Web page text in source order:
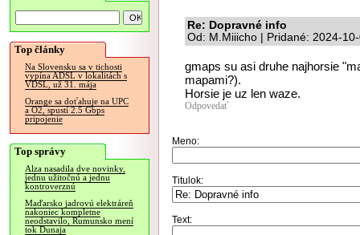
Top články
Na Slovensku sa v tichosti
vypína ADSL v lokalitách s
VDSL, už 31. mája
Orange sa doťahuje na UPC
a O2, spustí 2.5 Gbps
pripojenie
Top správy
Alza nasadila dve novinky,
jednu užitočnú a jednu
kontroverznú
Maďarsko jadrovú elektráreň
nakoniec kompletne
neodstavilo, Rumunsko mení
tok Dunaja
Re: Dopravné info
Od: M.Miiicho | Pridané: 2024-
gmaps su asi druhe najhorsie
mapami?).
Horsie je uz len waze.
Odpovedať
Meno:
Titulok:
Text: